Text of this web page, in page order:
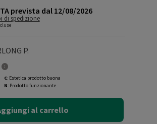
prevista dal 12/08/2026
di spedizione
P.
C: Estetica prodotto buona
N: Prodotto funzionante
al carrello